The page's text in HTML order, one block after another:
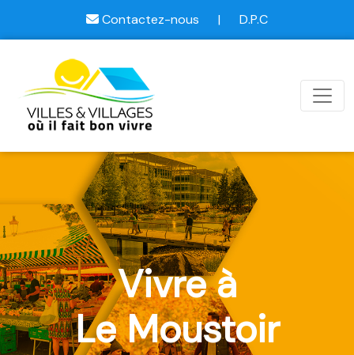
Contactez-nous | D.P.C
Vivre à
Le Moustoir